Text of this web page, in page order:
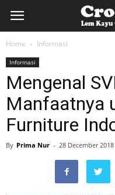
lemkayu.net
Lem
Home Informasi
Informasi
Mengenal
Manfaatnya
Furniture
By Prima Nur - 28 December 2018